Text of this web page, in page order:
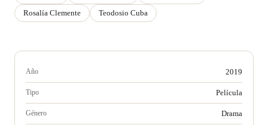
Rosalía Clemente
Teodosio Cuba
Año 2019
Tipo Película
Género Drama